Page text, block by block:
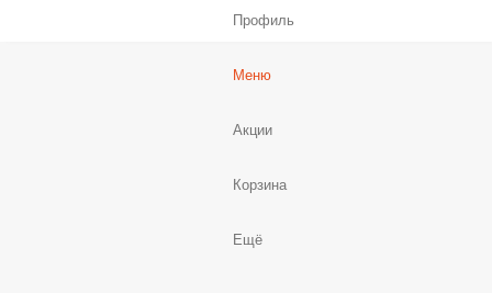
Профиль
Меню
Акции
Корзина
Ещё